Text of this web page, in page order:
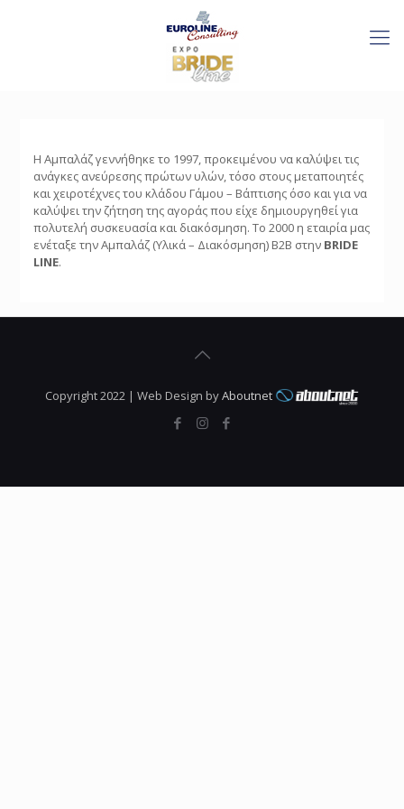
Η Αμπαλάζ γεννήθηκε το 1997, προκειμένου να καλύψει τις
ανάγκες ανεύρεσης πρώτων υλών, τόσο στους μεταποιητές
και χειροτέχνες του κλάδου Γάμου – Βάπτισης όσο και για να
καλύψει την ζήτηση της αγοράς που είχε δημιουργηθεί για
πολυτελή συσκευασία και διακόσμηση. Το 2000 η εταιρία μας
ενέταξε την Αμπαλάζ (Υλικά – Διακόσμηση) Β2Β στηνBRIDE
LINE.
Copyright 2022 | Web Design byAboutnet